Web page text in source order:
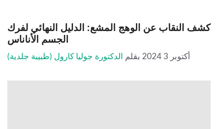
كشف النقاب عن الوهج المشع: الدليل النهائي لفرك
الجسم الأناناس
أكتوبر 3 2024 بقلم الدكتورة جوليا كارول (طبيبة جلدية)